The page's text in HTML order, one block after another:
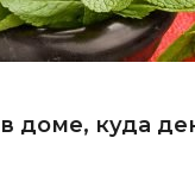
доме, куда